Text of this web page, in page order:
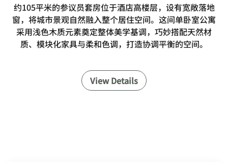
约105平米的参议员套房位于酒店高楼层，设有宽敞落地
窗，将城市景观自然融入整个居住空间。这间单卧室公寓
采用浅色木质元素奠定整体美学基调，巧妙搭配天然材
质、模块化家具与柔和色调，打造协调平衡的空间。
View Details